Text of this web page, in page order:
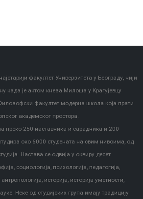
факултет Универзитета у Београду, чији
када је актом кнеза Милоша у Крагујевцу
факултет модерна школа која прати
академског простора.
преко 250 наставника и сарадника и 200
око 6000 студената на свим нивоима, од
Настава се одвија у оквиру десет
социологија, психологија, педагогија,
историја, историја уметности,
Неке од студијских група имају традицију